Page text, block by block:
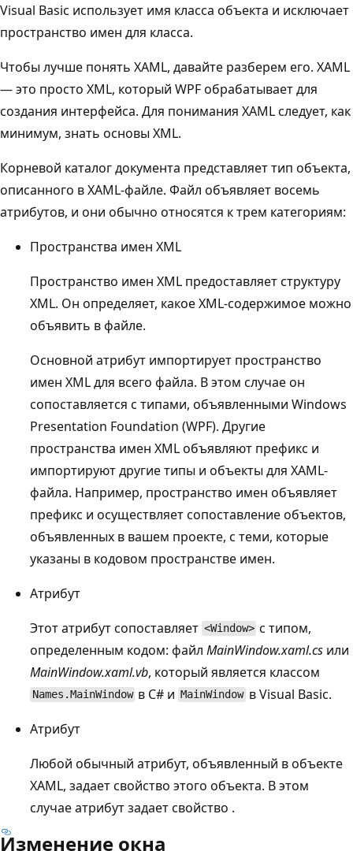
Visual Basic использует имя класса объекта и исключает
пространство имен для класса.
Чтобы лучше понять XAML, давайте разберем его. XAML
— это просто XML, который WPF обрабатывает для
создания интерфейса. Для понимания XAML следует, как
минимум, знать основы XML.
Корневой каталог документа представляет тип объекта,
описанного в XAML-файле. Файл объявляет восемь
атрибутов, и они обычно относятся к трем категориям:
Пространства имен XML
Пространство имен XML предоставляет структуру
XML. Он определяет, какое XML-содержимое можно
объявить в файле.
Основной атрибут импортирует пространство
имен XML для всего файла. В этом случае он
сопоставляется с типами, объявленными Windows
Presentation Foundation (WPF). Другие
пространства имен XML объявляют префикс и
импортируют другие типы и объекты для XAML-
файла. Например, пространство имен объявляет
префикс и осуществляет сопоставление объектов,
объявленных в вашем проекте, с теми, которые
указаны в кодовом пространстве имен.
Атрибут
Этот атрибут сопоставляет <Window> с типом,
определенным кодом: файл MainWindow.xaml.cs или
MainWindow.xaml.vb, который является классом
Names.MainWindow в C# и MainWindow в Visual Basic.
Атрибут
Любой обычный атрибут, объявленный в объекте
XAML, задает свойство этого объекта. В этом
случае атрибут задает свойство .
Изменение окна